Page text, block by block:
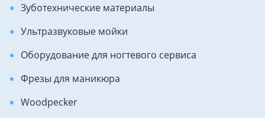
Зуботехнические материалы
Ультразвуковые мойки
Оборудование для ногтевого сервиса
Фрезы для маникюра
Woodpecker